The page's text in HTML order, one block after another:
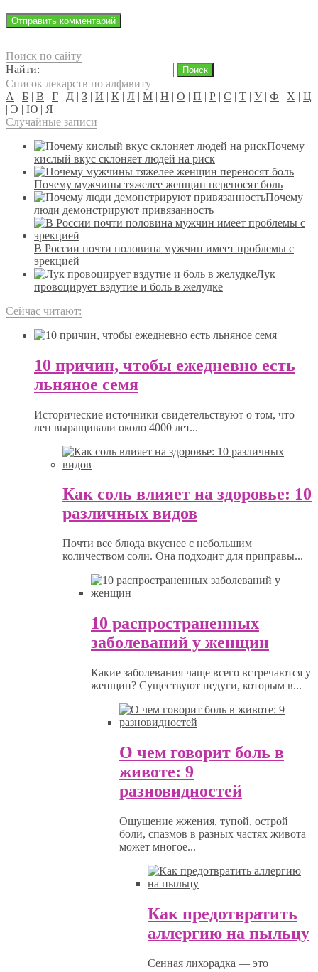
Поиск по сайту
Найти:
Список лекарств по алфавиту
А | Б | В | Г | Д | З | И | К | Л | М | Н | О | П | Р | С | Т | У| Ф | Х | Ц
| Э | Ю | Я
Случайные записи
Почему
кислый вкус склоняет людей на риск
Почему мужчины тяжелее женщин переносят боль
Почему
люди демонстрируют привязанность
В России почти половина мужчин имеет проблемы с
эрекцией
Лук
провоцирует вздутие и боль в желудке
Сейчас читают:
10 причин, чтобы ежедневно есть
льняное семя
Исторические источники свидетельствуют о том, что
лен выращивали около 4000 лет...
Как соль влияет на здоровье: 10
различных видов
Почти все блюда вкуснее с небольшим
количеством соли. Она подходит для приправы...
10 распространенных
заболеваний у женщин
Какие заболевания чаще всего встречаются у
женщин? Существуют недуги, которым в...
О чем говорит боль в
животе: 9
разновидностей
Ощущение жжения, тупой, острой
боли, спазмов в разных частях живота
может многое...
Как предотвратить
аллергию на пыльцу
Сенная лихорадка — это